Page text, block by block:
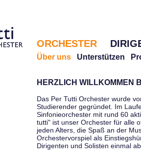
ORCHESTER
Über uns Unterstützen
HERZLICH WILLKOMMEN
Das Per Tutti Orchester wurde
Studierender gegründet. Im
Sinfonieorchester mit rund 60
tutti" ist unser Orchester für alle
jeden Alters, die Spaß an der
Orchestervorspiel als
Dirigenten und Solisten einmal